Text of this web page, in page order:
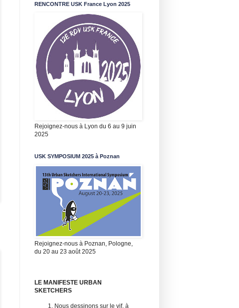
RENCONTRE USK France Lyon 2025
Rejoignez-nous à Lyon du 6 au 9 juin
2025
USK SYMPOSIUM 2025 à Poznan
Rejoignez-nous à Poznan, Pologne,
du 20 au 23 août 2025
LE MANIFESTE URBAN
SKETCHERS
Nous dessinons sur le vif, à